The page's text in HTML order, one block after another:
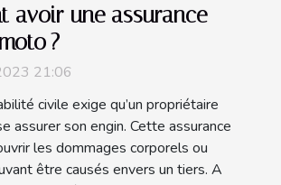
avoir une assurance
?
21:06
civile exige qu’un propriétaire
assurer son engin. Cette assurance
les dommages corporels ou
être causés envers un tiers. A